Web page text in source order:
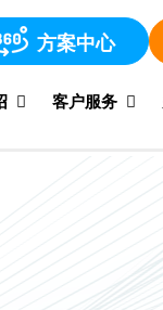
方案中心
客户服务